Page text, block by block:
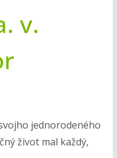
v.
jednorodeného
život mal každý,